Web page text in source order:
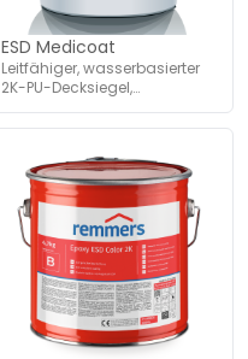
ESD Medicoat
Leitfähiger, wasserbasierter
2K-PU-Decksiegel,